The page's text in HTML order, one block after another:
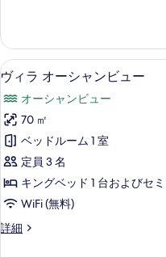
2
ベ
ッ
ド
ル
ー
ム
ペ
ッ
ト
ン
シ
ャ
ル
ヴ
ィ
ラ
2
ベ
ッ
ド
ル
ー
ム
ヴ
ィ
ラ
オ
ー
シ
ャ
ビ
5
ヴィラ オーシャンビュー
オーシャンビュー
70 ㎡
ベッドルーム 1 室
定員 3 名
キングベッド 1 台およびセ
WiFi (無料)
詳細
ヴ